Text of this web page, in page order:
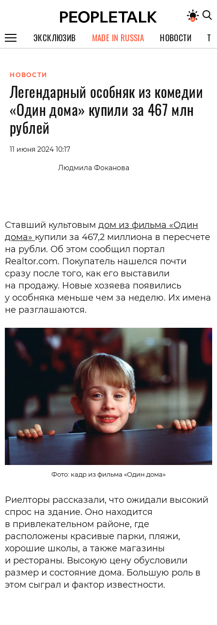
ЭКСКЛЮЗИВ
СПЕЦПРОЕКТЫ
ИНТЕРВЬЮ
ПОКОЛЕНИЕ
MADE IN RUSSIA НОВОСТИ
НОВОСТИ
Легендарный особняк из комедии
«Один дома» купили за 467 млн
рублей
11 июня 2024 10:17
Людмила Фоканова
Ставший культовым дом из фильма «Один
дома» купили за 467,2 миллиона в пересчете
на рубли. Об этом сообщил портал
Realtor.com. Покупатель нашелся почти
сразу после того, как его выставили
на продажу. Новые хозяева появились
у особняка меньше чем за неделю. Их имена
не разглашаются.
Фото: кадр из фильма «Один дома»
Риелторы рассказали, что ожидали высокий
спрос на здание. Оно находится
в привлекательном районе, где
расположены красивые парки, пляжи,
хорошие школы, а также магазины
и рестораны. Высокую цену обусловили
размер и состояние дома. Большую роль в
этом сыграл и фактор известности.